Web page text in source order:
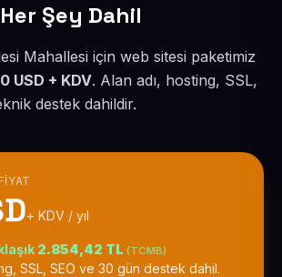
Şey Dahil
Mahallesi için web sitesi paketimiz
USD + KDV. Alan adı, hosting, SSL,
destek dahildir.
+ KDV / yıl
2.854,42 TL (TCMB)
SSL, SEO ve 30 gün destek dahil.